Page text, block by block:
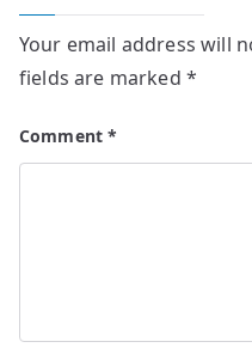
Your email address will
fields are marked *
Comment*